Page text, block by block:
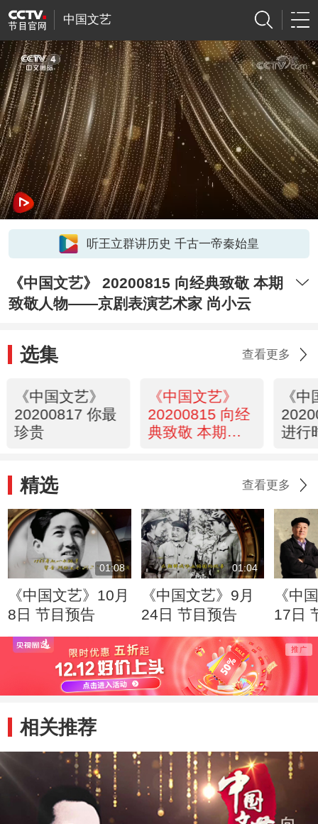
中国文艺
听王立群讲历史 千古一帝秦始皇
《中国文艺》 20200815 向经典致敬 本期
致敬人物——京剧表演艺术家 尚小云
选集 查看更多
《中国文艺》
20200817 你最
珍贵
《中国文艺》
20200815 向经
典致敬 本期致
《
进行
精选 查看更多
01:08
《中国文艺》10月
8日 节目预告
01:04
《中国文艺》9月
24日 节目预告
《中
17日
相关推荐